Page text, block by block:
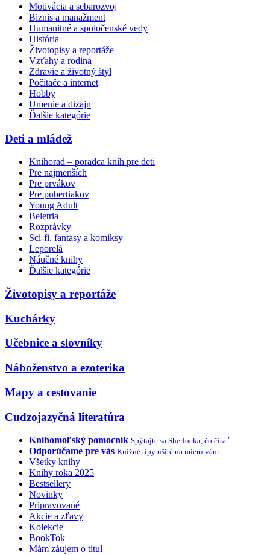
Motivácia a sebarozvoj
Biznis a manažment
Humanitné a spoločenské vedy
História
Životopisy a reportáže
Vzťahy a rodina
Zdravie a životný štýl
Počítače a internet
Hobby
Umenie a dizajn
Ďalšie kategórie
Deti a mládež
Knihorad – poradca kníh pre deti
Pre najmenších
Pre prvákov
Pre pubertiakov
Young Adult
Beletria
Rozprávky
Sci-fi, fantasy a komiksy
Leporelá
Náučné knihy
Ďalšie kategórie
Životopisy a reportáže
Kuchárky
Učebnice a slovníky
Náboženstvo a ezoterika
Mapy a cestovanie
Cudzojazyčná literatúra
Knihomoľský pomocník Spýtajte sa Sherlocka, čo čítať
Odporúčame pre vás Knižné tipy ušité na mieru vám
Všetky knihy
Knihy roka 2025
Bestsellery
Novinky
Pripravované
Akcie a zľavy
Kolekcie
BookTok
Mám záujem o titul